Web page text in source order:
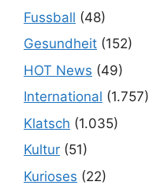
Fussball (48)
Gesundheit (152)
HOT News (49)
International (1.757)
Klatsch (1.035)
Kultur (51)
Kurioses (22)